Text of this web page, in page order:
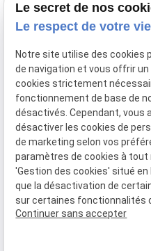
Vos avocats
Boutique
Domaines de
Actualités
Contact
Mentions
légales
Politique
Siret :80946148600015
Le secret de nos
Le respect de votre
Notre site utilise des cookies
de navigation et vous offrir
cookies strictement
fonctionnement de base de
désactivés. Cependant, vous
désactiver les cookies de
de marketing selon vos
paramètres de cookies à
'Gestion des cookies' situé
que la désactivation de
sur certaines fonctionnalités
Continuer sans accepter